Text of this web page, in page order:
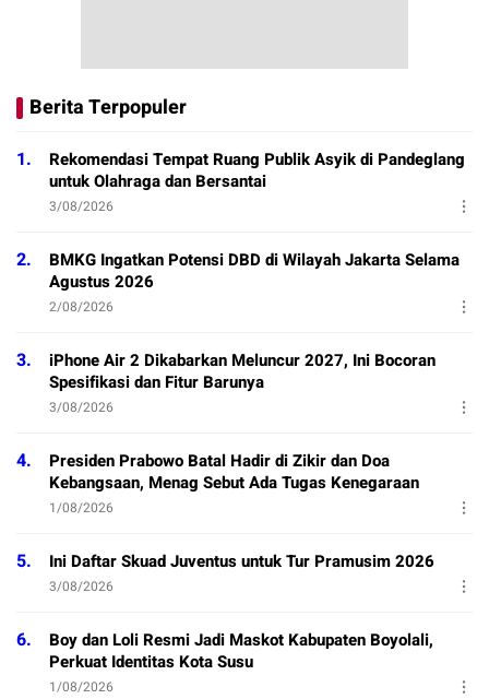
Berita Terpopuler
1.
Rekomendasi Tempat Ruang Publik Asyik di Pandeglang
untuk Olahraga dan Bersantai
3/08/2026
2.
BMKG Ingatkan Potensi DBD di Wilayah Jakarta Selama
Agustus 2026
2/08/2026
3.
iPhone Air 2 Dikabarkan Meluncur 2027, Ini Bocoran
Spesifikasi dan Fitur Barunya
3/08/2026
4.
Presiden Prabowo Batal Hadir di Zikir dan Doa
Kebangsaan, Menag Sebut Ada Tugas Kenegaraan
1/08/2026
5. Ini Daftar Skuad Juventus untuk Tur Pramusim 2026
3/08/2026
6.
Boy dan Loli Resmi Jadi Maskot Kabupaten Boyolali,
Perkuat Identitas Kota Susu
1/08/2026